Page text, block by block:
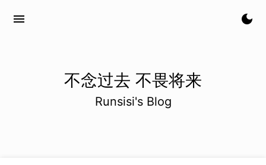
menu dark_mode
不念过去 不畏将来
Runsisi's Blog